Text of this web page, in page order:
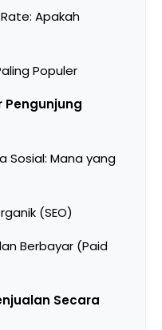
Apakah
Populer
Pengunjung
Sosial: Mana yang
(SEO)
Berbayar (Paid
Secara